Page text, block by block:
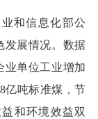
和信息化部公
发展情况。数据
业单位工业增加
亿吨标准煤，节
和环境效益双